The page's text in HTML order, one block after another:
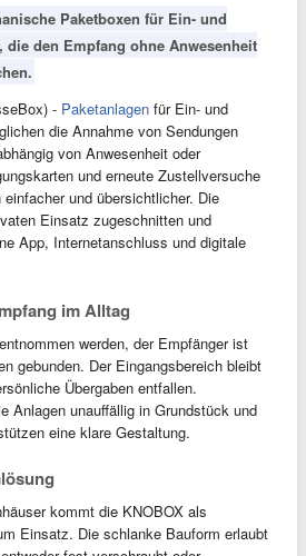
Paketboxen für Ein- und
den Empfang ohne Anwesenheit
- Paketanlagen für Ein- und
die Annahme von Sendungen
von Anwesenheit oder
und erneute Zustellversuche
und übersichtlicher. Die
Einsatz zugeschnitten und
App, Internetanschluss und digitale
im Alltag
werden, der Empfänger ist
gebunden. Der Eingangsbereich bleibt
Übergaben entfallen.
Anlagen unauffällig in Grundstück und
eine klare Gestaltung.
kommt die KNOBOX als
Einsatz. Die schlanke Bauform erlaubt